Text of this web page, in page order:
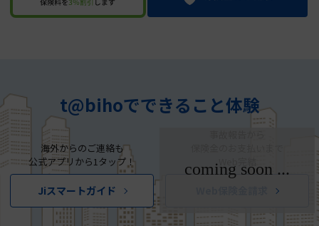
t@bihoでできること体験
海外からのご連絡も
公式アプリから1タップ！
Jiスマートガイド